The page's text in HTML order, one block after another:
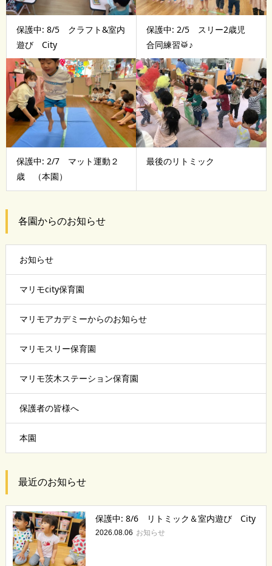
保護中: 8/5 クラフト&室内
遊び City
保護中: 2/5 スリー2歳児
合同練習🥁♪
保護中: 2/7 マット運動２
歳 （本園）
最後のリトミック
各園からのお知らせ
お知らせ
マリモcity保育園
マリモアカデミーからのお知らせ
マリモスリー保育園
マリモ茨木ステーション保育園
保護者の皆様へ
本園
最近のお知らせ
保護中: 8/6 リトミック＆室内遊び City
2026.08.06 お知らせ